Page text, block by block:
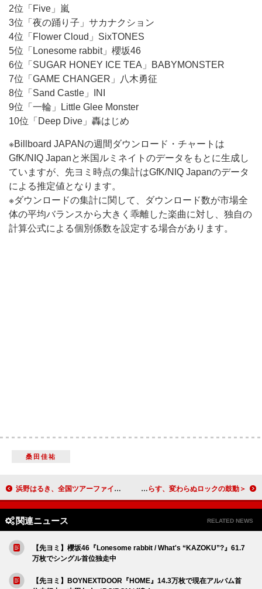
2位「Five」嵐
3位「夜の踊り子」サカナクション
4位「Flower Cloud」SixTONES
5位「Lonesome rabbit」櫻坂46
6位「SUGAR HONEY ICE TEA」BABYMONSTER
7位「GAME CHANGER」八木勇征
8位「Sand Castle」INI
9位「一輪」Little Glee Monster
10位「Deep Dive」轟はじめ
※Billboard JAPANの週間ダウンロード・チャートは
GfK/NIQ Japanと米国ルミネイトのデータをもとに生成し
ていますが、先ヨミ時点の集計はGfK/NIQ Japanのデータ
による推定値となります。
※ダウンロードの集計に関して、ダウンロード数が市場全
体の平均バランスから大きく乖離した楽曲に対し、独自の
計算公式による個別係数を設定する場合があります。
桑田佳祐
浜野はるき、全国ツアーファイナル公演に鷲尾伶菜の出演が決定 ＜ライブレポート＞FOMAREが武道館公演を開催――特別な舞台で鳴らす、変わらぬロックの鼓動
関連ニュース RELATED NEWS
【先ヨミ】櫻坂46『Lonesome rabbit / What's “KAZOKU”?』61.7
万枚でシングル首位独走中
【先ヨミ】BOYNEXTDOOR『HOME』14.3万枚で現在アルバム首